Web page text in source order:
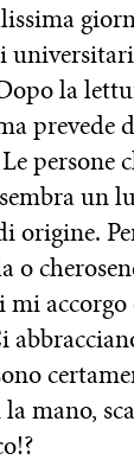
la
prevede
persone
un
origine.
o
mi
mano,